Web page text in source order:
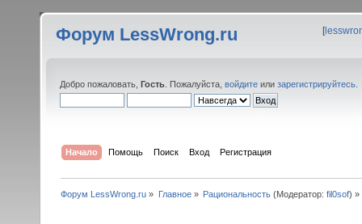
Форум LessWrong.ru [
Добро пожаловать, Гость . Пожалуйста, войдите или зарегистрируйтесь
Начало Помощь Поиск Вход Регистрация
Форум LessWrong.ru » Главное» Рациональность(Модератор: fil0sof) »